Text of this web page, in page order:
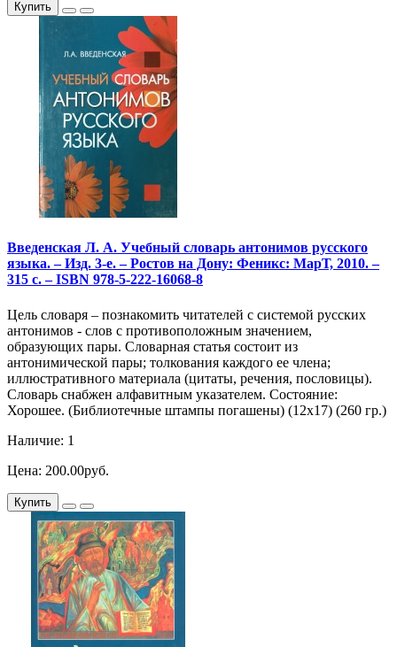
Купить
Введенская Л. А. Учебный словарь антонимов русского
языка. – Изд. 3-е. – Ростов на Дону: Феникс: МарТ, 2010. –
315 с. – ISBN 978-5-222-16068-8
Цель словаря – познакомить читателей с системой русских
антонимов - слов с противоположным значением,
образующих пары. Словарная статья состоит из
антонимической пары; толкования каждого ее члена;
иллюстративного материала (цитаты, речения, пословицы).
Словарь снабжен алфавитным указателем. Состояние:
Хорошее. (Библиотечные штампы погашены) (12х17) (260 гр.)
Наличие: 1
Цена: 200.00руб.
Купить